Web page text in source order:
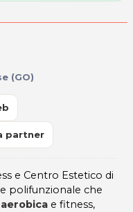
(GO)
partner
e Centro Estetico di
polifunzionale che
e fitness,